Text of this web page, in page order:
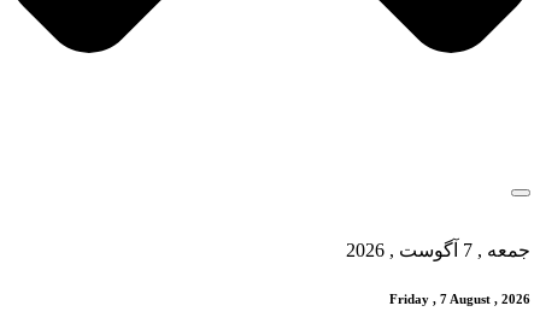
جمعه , 7 آگوست , 2026
Friday , 7 August , 2026